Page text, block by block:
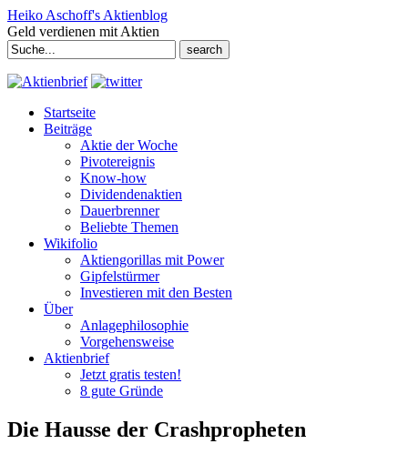
Heiko Aschoff's Aktienblog
Geld verdienen mit Aktien
Search
for:
Startseite
Beiträge
Aktie der Woche
Pivotereignis
Know-how
Dividendenaktien
Dauerbrenner
Beliebte Themen
Wikifolio
Aktiengorillas mit Power
Gipfelstürmer
Investieren mit den Besten
Über
Anlagephilosophie
Vorgehensweise
Aktienbrief
Jetzt gratis testen!
8 gute Gründe
Die Hausse der Crashpropheten